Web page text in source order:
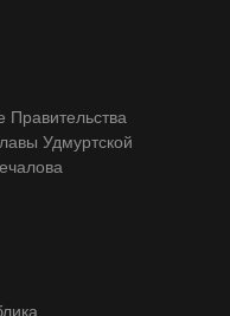
Правительства
Удмуртской